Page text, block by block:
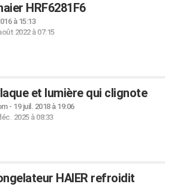
HRF6281F6
à 15:13
2022 à 07:15
et lumière qui clignote
- 19 juil. 2018 à 19:06
2025 à 08:33
HAIER refroidit